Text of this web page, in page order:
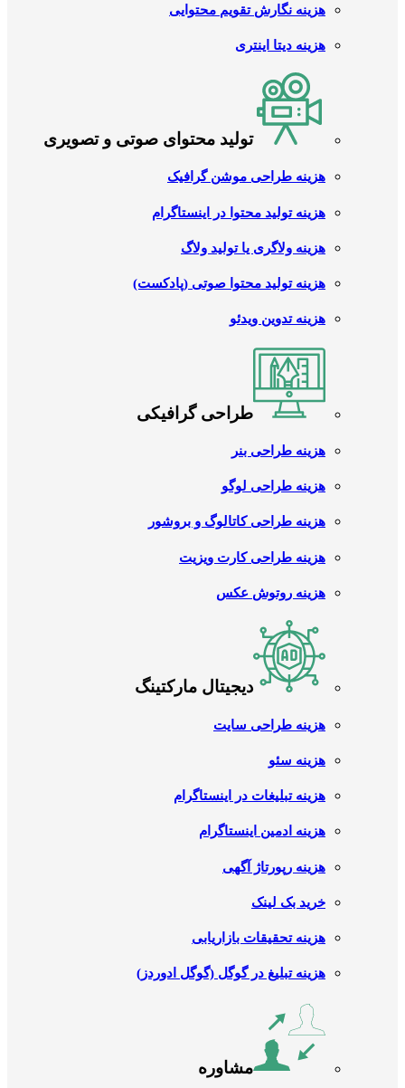
هزینه نگارش تقویم محتوایی
هزینه دیتا اینتری
تولید محتوای صوتی و تصویری
هزینه طراحی موشن گرافیک
هزینه تولید محتوا در اینستاگرام
هزینه ولاگری یا تولید ولاگ
هزینه تولید محتوا صوتی (پادکست)
هزینه تدوین ویدئو
طراحی گرافیکی
هزینه طراحی بنر
هزینه طراحی لوگو
هزینه طراحی کاتالوگ و بروشور
هزینه طراحی کارت ویزیت
هزینه روتوش عکس
دیجیتال مارکتینگ
هزینه طراحی سایت
هزینه سئو
هزینه تبلیغات در اینستاگرام
هزینه ادمین اینستاگرام
هزینه رپورتاژ آگهی
خرید بک لینک
هزینه تحقیقات بازاریابی
هزینه تبلیغ در گوگل (گوگل ادوردز)
مشاوره